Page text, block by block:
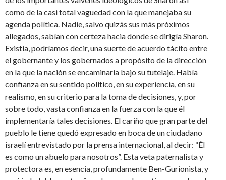
como de la casi total vaguedad con la que manejaba su
agenda política. Nadie, salvo quizás sus más próximos
allegados, sabían con certeza hacia donde se dirigía Sharon.
Existía, podríamos decir, una suerte de acuerdo tácito entre
el gobernante y los gobernados a propósito de la dirección
en la que la nación se encaminaría bajo su tutelaje. Había
confianza en su sentido político, en su experiencia, en su
realismo, en su criterio para la toma de decisiones, y, por
sobre todo, vasta confianza en la fuerza con la que él
implementaría tales decisiones. El cariño que gran parte del
pueblo le tiene quedó expresado en boca de un ciudadano
israelí entrevistado por la prensa internacional, al decir: “Él
es como un abuelo para nosotros”. Esta veta paternalista y
protectora es, en esencia, profundamente Ben-Gurionista, y